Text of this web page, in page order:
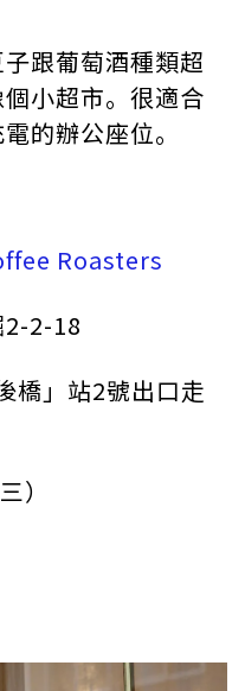
跟葡萄酒種類超
小超市。很適合
的辦公座位。
Roasters
2-18
橋」站2號出口走
）